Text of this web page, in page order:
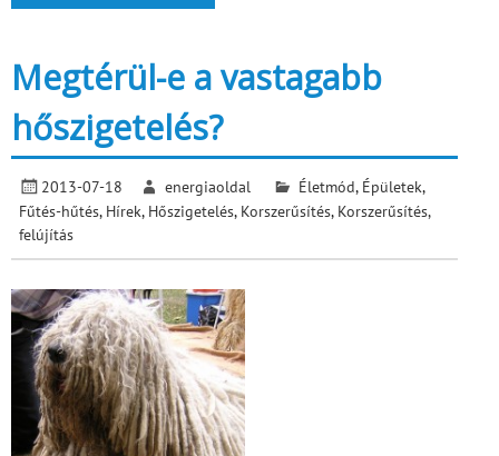
Megtérül-e a vastagabb
hőszigetelés?
2013-07-18 energiaoldal Életmód, Épületek,
Fűtés-hűtés, Hírek, Hőszigetelés, Korszerűsítés, Korszerűsítés,
felújítás